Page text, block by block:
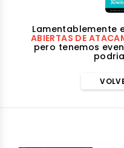
Lamentablemente
ABIERTAS DE
pero tenemos